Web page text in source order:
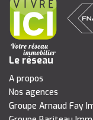
Le réseau
A propos
Nos agences
Groupe Arnaud Fay